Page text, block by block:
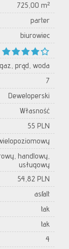
725,00 m²
parter
biurowiec
gaz, prąd, woda
7
Deweloperski
Własność
55 PLN
handlowy,
usługowy
54,82 PLN
asfalt
tak
tak
4